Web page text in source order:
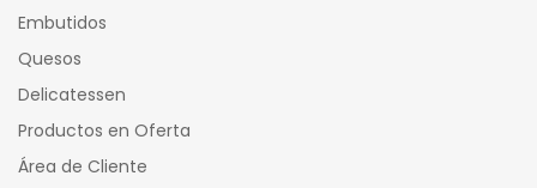
Embutidos
Quesos
Delicatessen
Productos en Oferta
Área de Cliente